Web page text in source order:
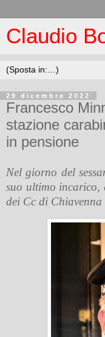
Claudio
29 dicembre 2022
Francesco
stazione
in pensione
Nel giorno del
suo ultimo incarico,
dei Cc di Chiavenna